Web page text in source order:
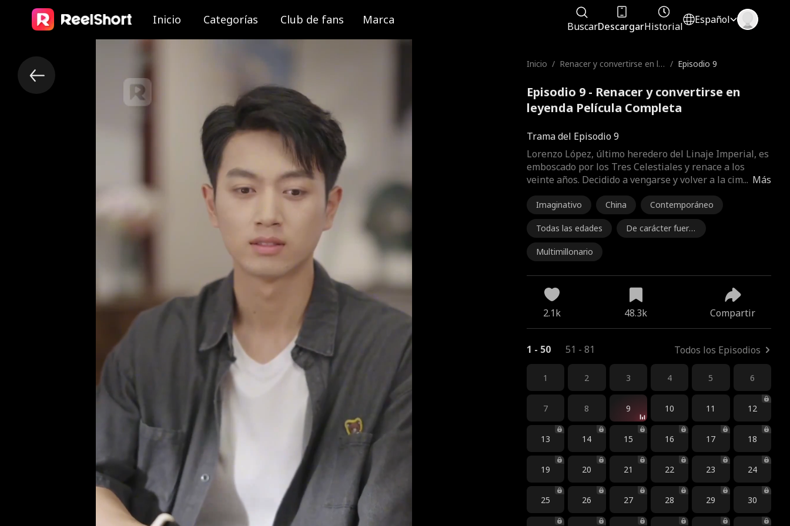
Inicio Categorías Club de fans Marca BuscarDescargarHistorial
Español
Inicio / Renacer y convertirse en le
/ Episodio 9
Episodio 9 - Renacer y convertirse en
leyenda Película Completa
Trama del Episodio 9
Más
Lorenzo López, último heredero del Linaje Imperial, es
emboscado por los Tres Celestiales y renace a los
veinte años. Decidido a vengarse y volver a la cim...
Imaginativo China Contemporáneo
Todas las edades
De carácter fuert
Multimillonario
2.1k 48.3k Compartir
1 - 50 51 - 81 Todos los Episodios
1 2 3 4 5 6
7 8 9 10 11 12
13 14 15 16 17 18
19 20 21 22 23 24
25 26 27 28 29 30